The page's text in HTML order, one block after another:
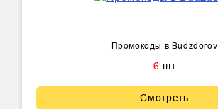
Промокоды в Budzdorov
6 шт
Смотреть